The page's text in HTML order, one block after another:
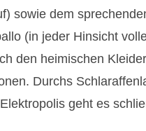
sowie dem
(in jeder Hinsicht
den heimischen
Durchs
geht es